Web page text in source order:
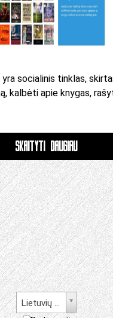
yra socialinis tinklas,
kalbėti apie knygas,
SKAITYTI DAUGIAU
Lietuvių kalba